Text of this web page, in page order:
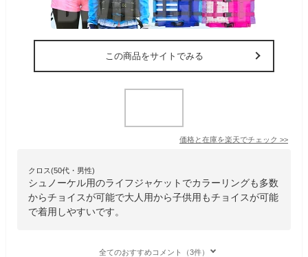
この商品をサイトでみる
価格と在庫を楽天でチェック >>
クロス(50代・男性)
シュノーケル用のライフジャケットでカラーリングも多数
からチョイスが可能で大人用から子供用もチョイスが可能
で着用しやすいです。
全てのおすすめコメント（3件）